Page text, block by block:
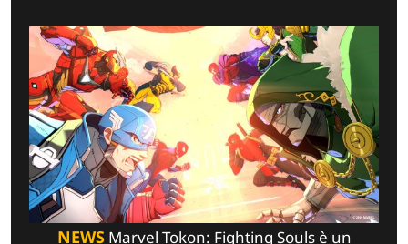
NEWSMarvel Tokon: Fighting Souls è un